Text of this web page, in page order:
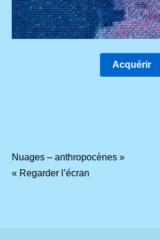
Acquérir
Navigation
de
Nuages – anthropocènes »
« Regarder l’écran